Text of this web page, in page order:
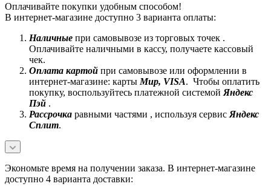
Оплачивайте покупки удобным способом!
В интернет-магазине доступно 3 варианта оплаты:
Наличные при самовывозе из торговых точек .
Оплачивайте наличными в кассу, получаете кассовый
чек.
Оплата картой при самовывозе или оформлении в
интернет-магазине: карты Mир, VISA. Чтобы оплатить
покупку, воспользуйтесь платежной системой Яндекс
Пэй .
Рассрочка равными частями , используя сервис Яндекс
Сплит.
Экономьте время на получении заказа. В интернет-магазине
доступно 4 варианта доставки: